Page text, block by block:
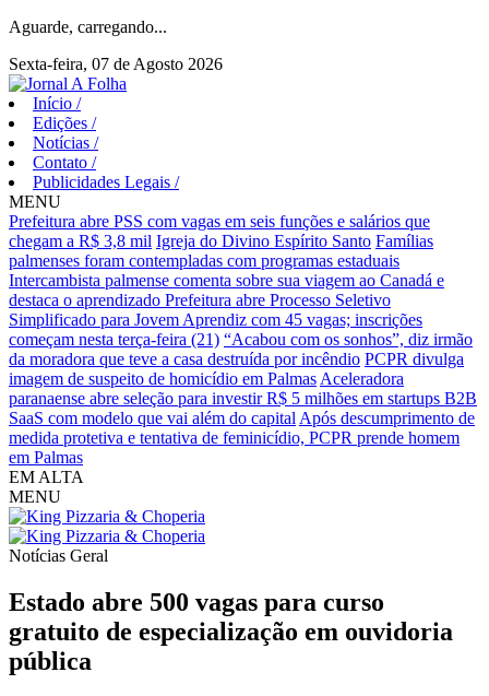
Aguarde, carregando...
Sexta-feira, 07 de Agosto 2026
Início /
Edições /
Notícias /
Contato /
Publicidades Legais /
MENU
Prefeitura abre PSS com vagas em seis funções e salários que
chegam a R$ 3,8 mil Igreja do Divino Espírito Santo Famílias
palmenses foram contempladas com programas estaduais
Intercambista palmense comenta sobre sua viagem ao Canadá e
destaca o aprendizado Prefeitura abre Processo Seletivo
Simplificado para Jovem Aprendiz com 45 vagas; inscrições
começam nesta terça-feira (21) “Acabou com os sonhos”, diz irmão
da moradora que teve a casa destruída por incêndio PCPR divulga
imagem de suspeito de homicídio em Palmas Aceleradora
paranaense abre seleção para investir R$ 5 milhões em startups B2B
SaaS com modelo que vai além do capital Após descumprimento de
medida protetiva e tentativa de feminicídio, PCPR prende homem
em Palmas
EM ALTA
MENU
Notícias Geral
Estado abre 500 vagas para curso
gratuito de especialização em ouvidoria
pública